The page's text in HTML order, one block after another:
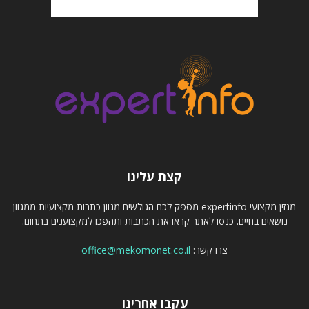
קצת עלינו
מגזין מקצועי expertinfo מספק לכם הגולשים מגוון כתבות מקצועיות ממגוון
נושאים בחיים. כנסו לאתר קראו את הכתבות ותהפכו למקצוענים בתחום.
צרו קשר: office@mekomonet.co.il
עקבו אחרינו